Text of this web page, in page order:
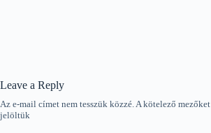
Leave a Reply
Az e-mail címet nem tesszük közzé.A kötelező mezőket
jelöltük